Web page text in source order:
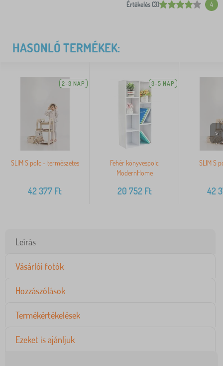
Értékelés (3) 4
HASONLÓ TERMÉKEK:
2-3 NAP
SLIM S polc - természetes
42 377 Ft
3-5 NAP
Fehér könyvespolc
ModernHome
20 752Ft
SLIM S
42
>
Leírás
Vásárlói fotók
Hozzászólások
Termékértékelések
Ezeket is ajánljuk